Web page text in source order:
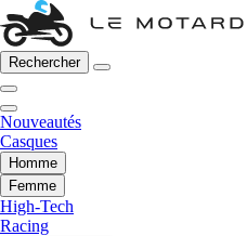
Rechercher
Nouveautés
Casques
Homme
Femme
High-Tech
Racing